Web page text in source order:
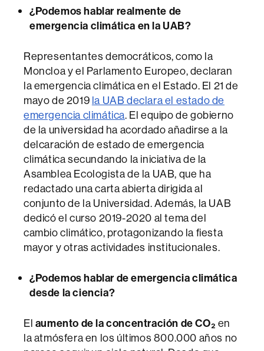
¿Podemos hablar realmente de
emergencia climática en la UAB?
Representantes democráticos, como la
Moncloa y el Parlamento Europeo, declaran
la emergencia climática en el Estado. El 21 de
mayo de 2019 la UAB declara el estado de
emergencia climática. El equipo de gobierno
de la universidad ha acordado añadirse a la
delcaración de estado de emergencia
climática secundando la iniciativa de la
Asamblea Ecologista de la UAB, que ha
redactado una carta abierta dirigida al
conjunto de la Universidad. Además, la UAB
dedicó el curso 2019-2020 al tema del
cambio climático, protagonizando la fiesta
mayor y otras actividades institucionales.
¿Podemos hablar de emergencia climática
desde la ciencia?
El aumento de la concentración de CO₂ en
la atmósfera en los últimos 800.000 años no